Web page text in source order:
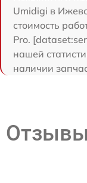
Umidigi в
стоимость
Pro.
нашей
наличии